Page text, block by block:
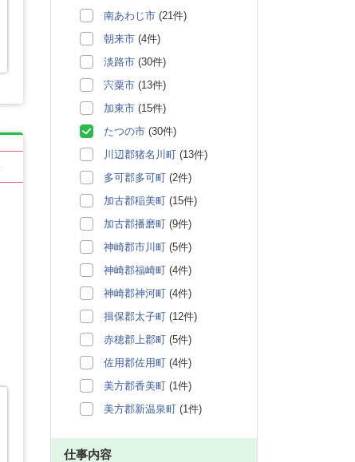
南あわじ市 (21件)
朝来市 (4件)
淡路市 (30件)
宍粟市 (13件)
加東市 (15件)
たつの市 (30件)
川辺郡猪名川町 (13件)
多可郡多可町 (2件)
加古郡稲美町 (15件)
加古郡播磨町 (9件)
神崎郡市川町 (5件)
神崎郡福崎町 (4件)
神崎郡神河町 (4件)
揖保郡太子町 (12件)
赤穂郡上郡町 (5件)
佐用郡佐用町 (4件)
美方郡香美町 (1件)
美方郡新温泉町 (1件)
仕事内容